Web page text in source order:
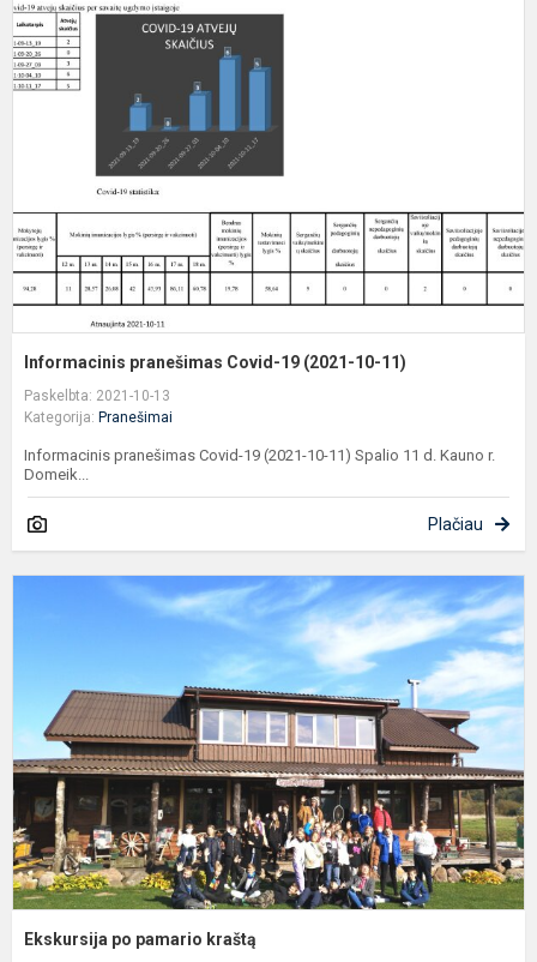
Informacinis pranešimas Covid-19 (2021-10-11)
Paskelbta: 2021-10-13
Kategorija: Pranešimai
Informacinis pranešimas Covid-19 (2021-10-11) Spalio 11 d. Kauno r.
Domeik...
Plačiau
Ekskursija po pamario kraštą